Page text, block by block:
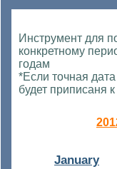
Инструмент для
конкретному
годам
*Если точная дата
будет приписаня
January